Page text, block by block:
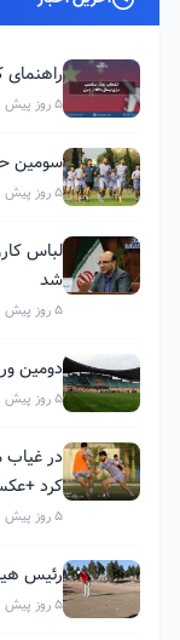
5 روز پیش
سومین
5 روز پیش
لباس
شد
5 روز پیش
دومین
5 روز پیش
در غیاب
کرد
5 روز پیش
رئیس
5 روز پیش